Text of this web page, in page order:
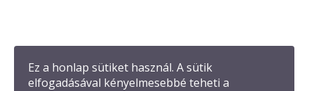
Ez a honlap sütiket használ. A sütik
elfogadásával kényelmesebbé teheti a